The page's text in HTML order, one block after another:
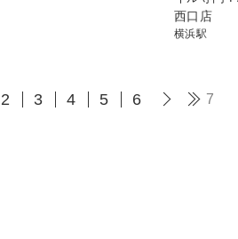
西口店
横浜駅
2 3 4 5 6 7